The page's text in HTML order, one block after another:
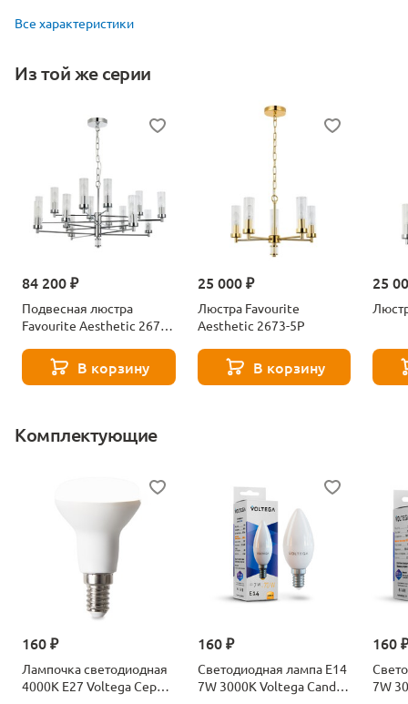
Все характеристики
Из той же серии
84 200 ₽
Подвесная люстра
Favourite Aesthetic 2672-
В корзину
25 000 ₽
Люстра Favourite
Aesthetic 2673-5P
В корзину
25
Комплектующие
160 ₽
Лампочка светодиодная
4000К Е27 Voltega Серия
160 ₽
Светодиодная лампа E14
7W 3000K Voltega Candle
160
7W